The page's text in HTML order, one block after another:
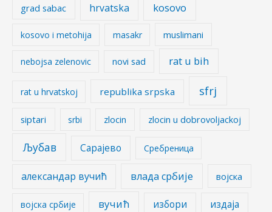
grad sabac hrvatska kosovo
kosovo i metohija masakr muslimani
nebojsa zelenovic novi sad rat u bih
rat u hrvatskoj republika srpska sfrj
siptari srbi zlocin zlocin u dobrovoljackoj
Љубав Сарајево Сребреница
александар вучић влада србије војска
војска србије вучић избори издаја